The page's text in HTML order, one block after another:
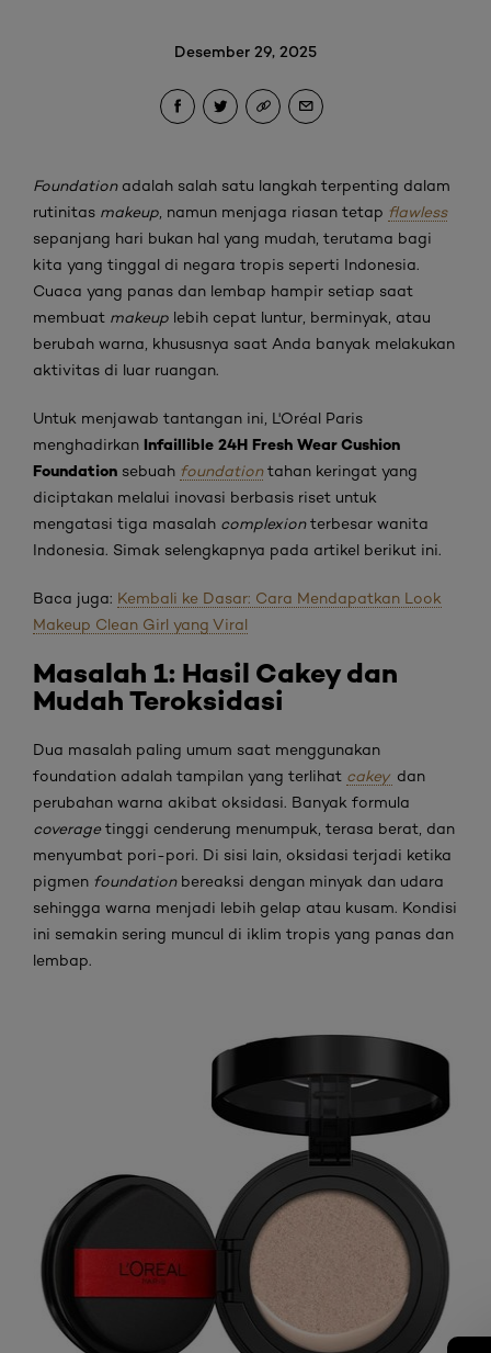
Desember 29, 2025
Foundationadalah salah satu langkah terpenting dalam
rutinitas makeup , namun menjaga riasan tetap flawless
sepanjang hari bukan hal yang mudah, terutama bagi
kita yang tinggal di negara tropis seperti Indonesia.
Cuaca yang panas dan lembap hampir setiap saat
membuat makeup lebih cepat luntur, berminyak, atau
berubah warna, khususnya saat Anda banyak melakukan
aktivitas di luar ruangan.
Untuk menjawab tantangan ini, L'Oréal Paris
menghadirkan Infaillible 24H Fresh Wear Cushion
Foundation sebuah foundationtahan keringat yang
diciptakan melalui inovasi berbasis riset untuk
mengatasi tiga masalah complexionterbesar wanita
Indonesia. Simak selengkapnya pada artikel berikut ini.
Baca juga: Kembali ke Dasar: Cara Mendapatkan Look
Makeup Clean Girl yang Viral
Masalah 1: Hasil Cakey dan
Mudah Teroksidasi
Dua masalah paling umum saat menggunakan
foundation adalah tampilan yang terlihat cakey dan
perubahan warna akibat oksidasi. Banyak formula
coveragetinggi cenderung menumpuk, terasa berat, dan
menyumbat pori-pori. Di sisi lain, oksidasi terjadi ketika
pigmen foundation bereaksi dengan minyak dan udara
sehingga warna menjadi lebih gelap atau kusam. Kondisi
ini semakin sering muncul di iklim tropis yang panas dan
lembap.